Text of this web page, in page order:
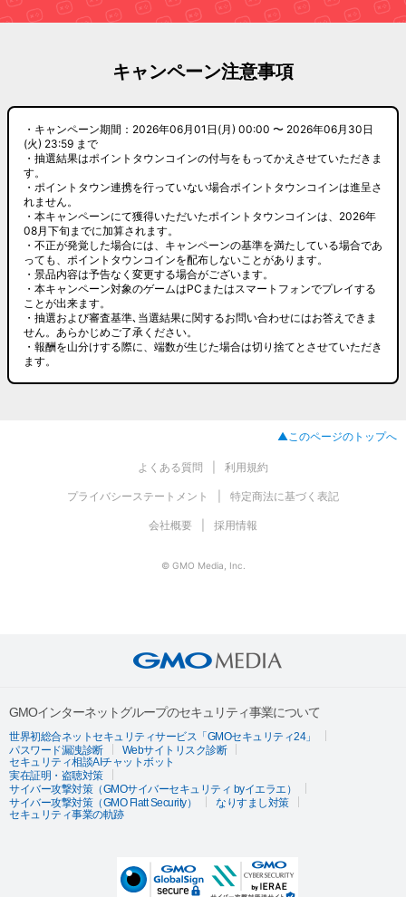
キャンペーン注意事項
・キャンペーン期間：2026年06月01日(月) 00:00 〜 2026年06月30日
(火) 23:59 まで
・抽選結果はポイントタウンコインの付与をもってかえさせていただきま
す。
・ポイントタウン連携を行っていない場合ポイントタウンコインは進呈さ
れません。
・本キャンペーンにて獲得いただいたポイントタウンコインは、2026年
08月下旬までに加算されます。
・不正が発覚した場合には、キャンペーンの基準を満たしている場合であ
っても、ポイントタウンコインを配布しないことがあります。
・景品内容は予告なく変更する場合がございます。
・本キャンペーン対象のゲームはPCまたはスマートフォンでプレイする
ことが出来ます。
・抽選および審査基準､当選結果に関するお問い合わせにはお答えできま
せん。あらかじめご了承ください。
・報酬を山分けする際に、端数が生じた場合は切り捨てとさせていただき
ます。
▲このページのトップへ
よくある質問 利用規約
プライバシーステートメント 特定商法に基づく表記
会社概要 採用情報
© GMO Media, Inc.
GMOインターネットグループのセキュリティ事業について
世界初総合ネットセキュリティサービス「GMOセキュリティ24」
パスワード漏洩診断
Webサイトリスク診断
セキュリティ相談AIチャットボット
実在証明・盗聴対策
サイバー攻撃対策（GMOサイバーセキュリティ byイエラエ）
サイバー攻撃対策（GMO Flatt Security）
なりすまし対策
セキュリティ事業の軌跡